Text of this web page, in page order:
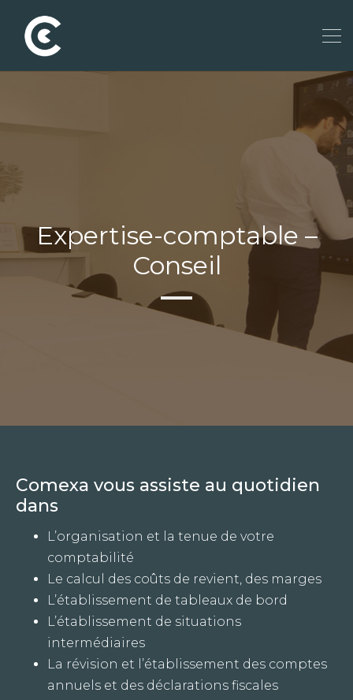
Expertise-comptable –
Conseil
Comexa vous assiste au quotidien
dans
L’organisation et la tenue de votre
comptabilité
Le calcul des coûts de revient, des marges
L’établissement de tableaux de bord
L’établissement de situations
intermédiaires
La révision et l’établissement des comptes
annuels et des déclarations fiscales